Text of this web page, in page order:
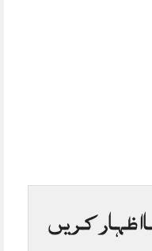
اظہار کریں